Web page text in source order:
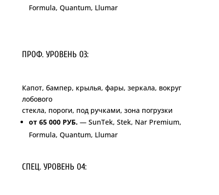
Formula, Quantum, Llumar
ПРОФ. УРОВЕНЬ 03:
Капот, бампер, крылья, фары, зеркала, вокруг
лобового
стекла, пороги, под ручками, зона погрузки
от 65 000 РУБ.— SunTek, Stek, Nar Premium,
Formula, Quantum, Llumar
СПЕЦ. УРОВЕНЬ 04: